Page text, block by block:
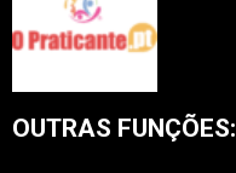
OUTRAS FUNÇÕES: